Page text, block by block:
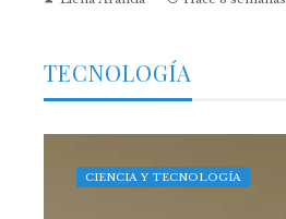
TECNOLOGÍA
CIENCIA Y TECNOLOGÍA